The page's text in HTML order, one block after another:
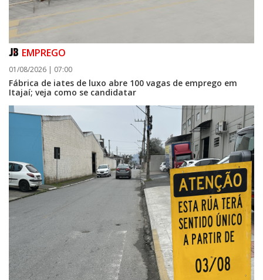
EMPREGO
01/08/2026 | 07:00
Fábrica de iates de luxo abre 100 vagas de emprego em
Itajaí; veja como se candidatar